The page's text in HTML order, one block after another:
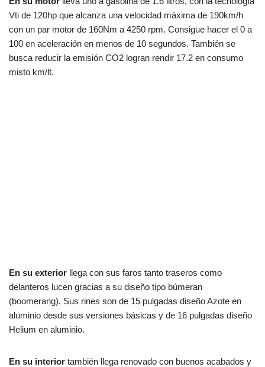
Vti de 120hp que alcanza una velocidad máxima de 190km/h
con un par motor de 160Nm a 4250 rpm. Consigue hacer el 0 a
100 en aceleración en menos de 10 segundos. También se
busca reducir la emisión CO2 logran rendir 17.2 en consumo
misto km/lt.
En su exterior llega con sus faros tanto traseros como
delanteros lucen gracias a su diseño tipo búmeran
(boomerang). Sus rines son de 15 pulgadas diseño Azote en
aluminio desde sus versiones básicas y de 16 pulgadas diseño
Helium en aluminio.
En su interior también llega renovado con buenos acabados y